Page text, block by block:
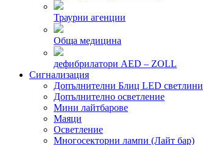
Траурни агенции
Обща медицина
дефибрилатори AED – ZOLL
Сигнализация
Допълнителни Блиц LED светлини
Допълнително осветление
Мини лайтбарове
Маяци
Осветление
Многосекторни лампи (Лайт бар)